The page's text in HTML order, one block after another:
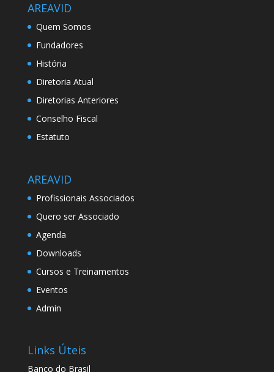
AREAVID
Quem Somos
Fundadores
História
Diretoria Atual
Diretorias Anteriores
Conselho Fiscal
Estatuto
AREAVID
Profissionais Associados
Quero ser Associado
Agenda
Downloads
Cursos e Treinamentos
Eventos
Admin
Links Úteis
Banco do Brasil